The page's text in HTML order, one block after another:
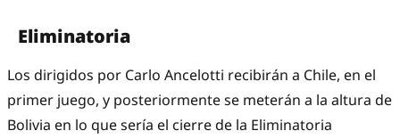
Eliminatoria
Los dirigidos por Carlo Ancelotti recibirán a Chile, en el
primer juego, y posteriormente se meterán a la altura de
Bolivia en lo que sería el cierre de la Eliminatoria